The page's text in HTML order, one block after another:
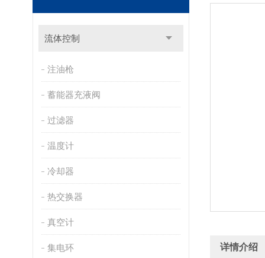
流体控制
注油枪
蓄能器充液阀
过滤器
温度计
冷却器
热交换器
真空计
集电环 详情介绍